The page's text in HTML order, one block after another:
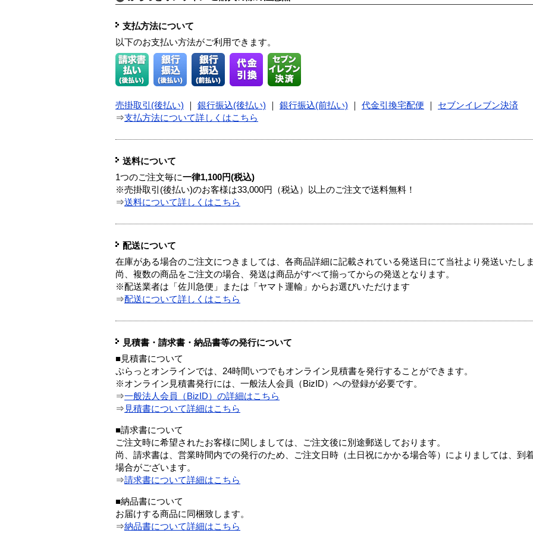
支払方法について
以下のお支払い方法がご利用できます。
売掛取引(後払い) 銀行振込(後払い) 銀行振込(前払い) 代金引換宅配便
セブンイレブン決済
⇒支払方法について詳しくはこちら
送料について
1つのご注文毎に一律1,100円(税込)
※売掛取引(後払い)のお客様は33,000円（税込）以上のご注文で送料無料！
⇒送料について詳しくはこちら
配送について
在庫がある場合のご注文につきましては、各商品詳細に記載されている発送日にて当社より発送いたしま
尚、複数の商品をご注文の場合、発送は商品がすべて揃ってからの発送となります。
※配送業者は「佐川急便」または「ヤマト運輸」からお選びいただけます
⇒配送について詳しくはこちら
見積書・請求書・納品書等の発行について
■見積書について
ぷらっとオンラインでは、24時間いつでもオンライン見積書を発行することができます。
※オンライン見積書発行には、一般法人会員（BizID）への登録が必要です。
⇒一般法人会員（BizID）の詳細はこちら
⇒ 見積書について詳細はこちら
■請求書について
ご注文時に希望されたお客様に関しましては、ご注文後に別途郵送しております。
尚、請求書は、営業時間内での発行のため、ご注文日時（土日祝にかかる場合等）によりましては、到
場合がございます。
⇒請求書について詳細はこちら
■納品書について
お届けする商品に同梱致します。
⇒納品書について詳細はこちら